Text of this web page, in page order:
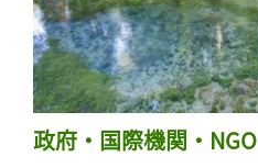
政府・国際機関・NGO